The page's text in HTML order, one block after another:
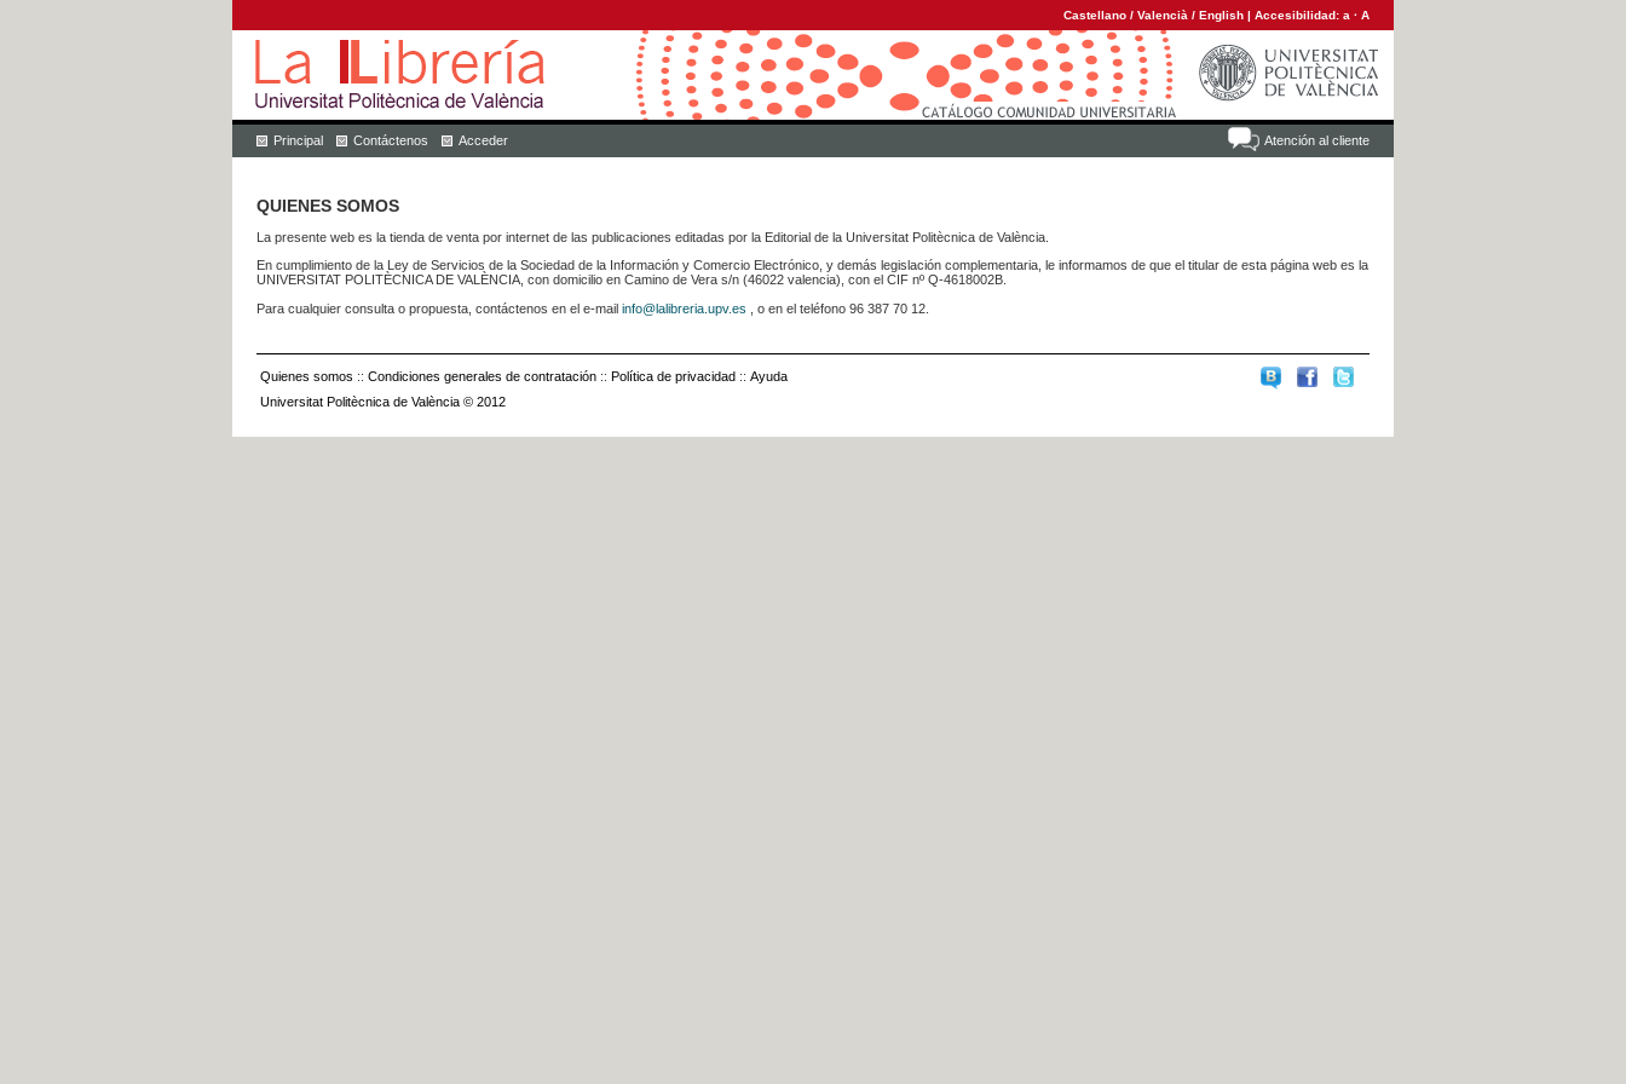
Castellano / Valencià / English | Accesibilidad: a · A
Atención al cliente
Principal Contáctenos Acceder
QUIENES SOMOS
La presente web es la tienda de venta por internet de las publicaciones editadas por la Editorial de la Universitat Politècnica de València.
En cumplimiento de la Ley de Servicios de la Sociedad de la Información y Comercio Electrónico, y demás legislación complementaria, le informamos de que el titular de esta página web es la
UNIVERSITAT POLITÈCNICA DE VALÈNCIA, con domicilio en Camino de Vera s/n (46022 valencia), con el CIF nº Q-4618002B.
Para cualquier consulta o propuesta, contáctenos en el e-mail info@lalibreria.upv.es , o en el teléfono 96 387 70 12.
Quienes somos :: Condiciones generales de contratación :: Política de privacidad :: Ayuda
Universitat Politècnica de València © 2012